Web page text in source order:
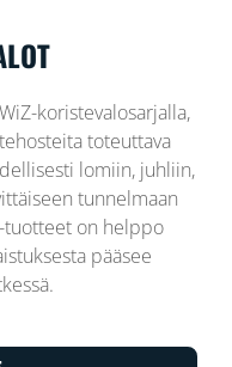
koristevalosarjalla,
toteuttava
lomiin, juhliin,
tunnelmaan
tuotteet on helppo
pääsee